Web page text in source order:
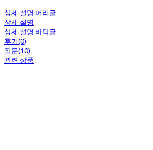
상세 설명 머리글
상세 설명
상세 설명 바닥글
후기(0)
질문(10)
관련 상품